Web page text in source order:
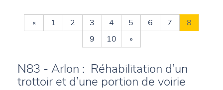
« 1 2 3 4 5 6 7
8
9
10 »
N83 - Arlon : Réhabilitation d’un
trottoir et d’une portion de voirie